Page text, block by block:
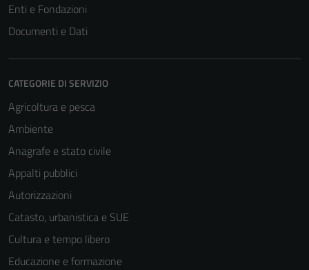
Enti e Fondazioni
Documenti e Dati
CATEGORIE DI SERVIZIO
Agricoltura e pesca
Ambiente
Anagrafe e stato civile
Appalti pubblici
Autorizzazioni
Catasto, urbanistica e SUE
Cultura e tempo libero
Educazione e formazione